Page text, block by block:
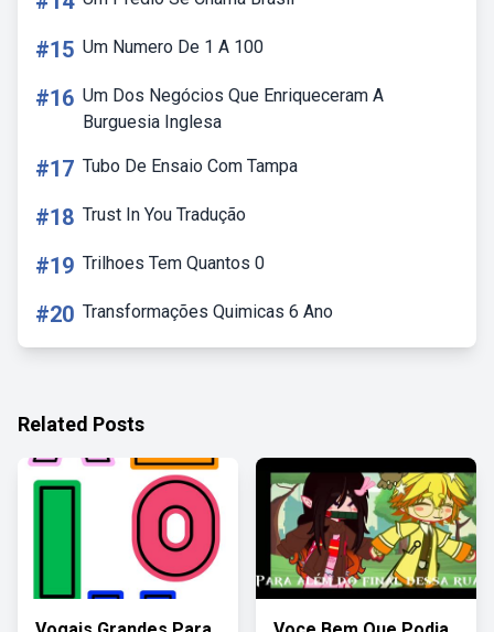
#15 Um Numero De 1 A 100
#16 Um Dos Negócios Que Enriqueceram A
Burguesia Inglesa
#17 Tubo De Ensaio Com Tampa
#18 Trust In You Tradução
#19 Trilhoes Tem Quantos 0
#20 Transformações Quimicas 6 Ano
Related Posts